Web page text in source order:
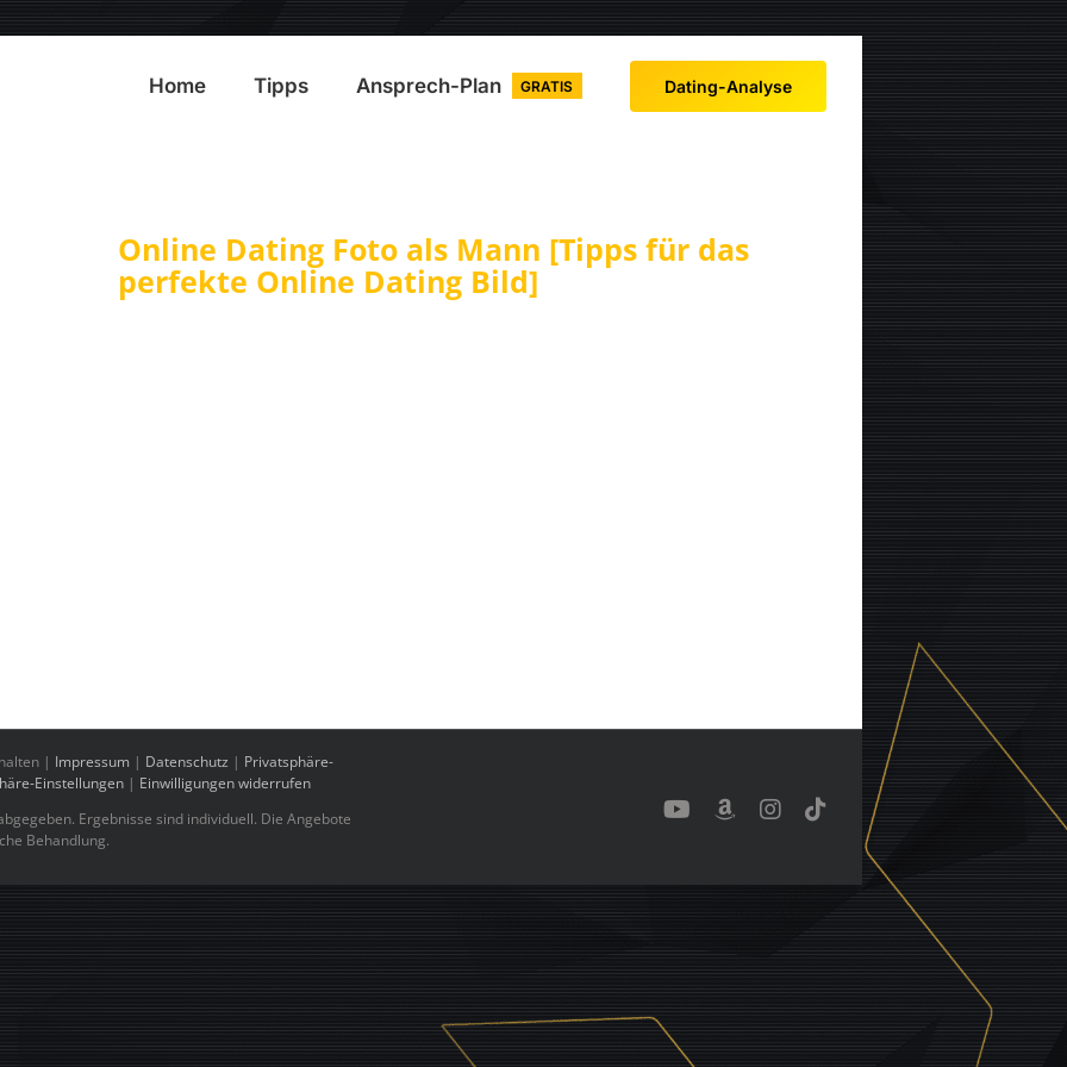
Home Tipps Ansprech-Plan GRATIS Dating-Analyse
Online Dating Foto als Mann [Tipps für das
perfekte Online Dating Bild]
| Impressum | Datenschutz | Privatsphäre-
Einstellungen | Einwilligungen widerrufen
Ergebnisse sind individuell. Die Angebote
Behandlung.
YouTubeBenutzerdefiniert
Instagram
Tiktok